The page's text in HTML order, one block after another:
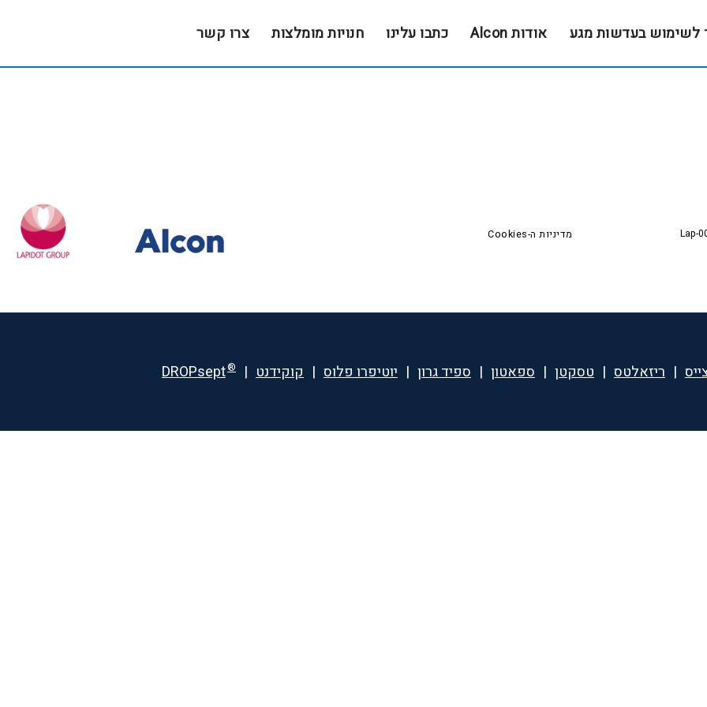
לשימוש בעדשות מגע אודות Alcon כתבו עלינו חנויות מומלצות צרו קשר
Lap- מדיניות ה-Cookies
| ריזאלטס | טסקטן | ספאטון | ספיד גרון | יוטיפרו פלוס | קוקידנט |
DROPsept®